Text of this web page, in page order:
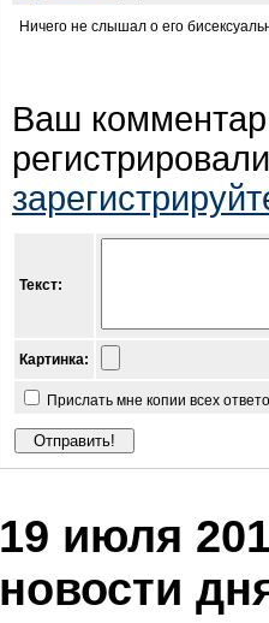
Ничего не слышал о его
Ваш
Текст:
Картинка:
Прислать мне копии всех
19 июля
новости